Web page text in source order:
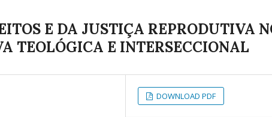
E DA JUSTIÇA REPRODUTIVA
TEOLÓGICA E INTERSECCIONAL
DOWNLOAD PDF